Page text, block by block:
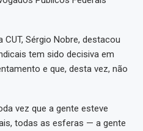
Sérgio Nobre, destacou
tem sido decisiva em
e que, desta vez, não
vez que a gente esteve
todas as esferas — a gente